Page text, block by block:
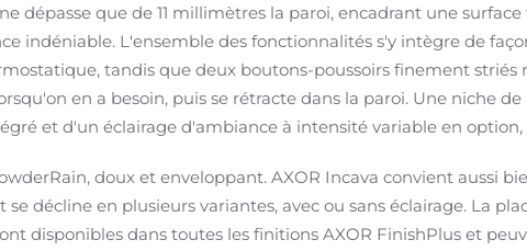
dépasse que de 11 millimètres la paroi, encadrant une
indéniable. L'ensemble des fonctionnalités s'y intègre de
tandis que deux boutons-poussoirs finement
en a besoin, puis se rétracte dans la paroi. Une niche
et d'un éclairage d'ambiance à intensité variable en
doux et enveloppant. AXOR Incava convient aussi
décline en plusieurs variantes, avec ou sans éclairage. La
disponibles dans toutes les finitions AXOR FinishPlus et